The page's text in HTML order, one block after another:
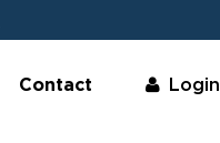
Contact Login